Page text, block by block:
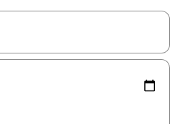
disponibles, navega con las